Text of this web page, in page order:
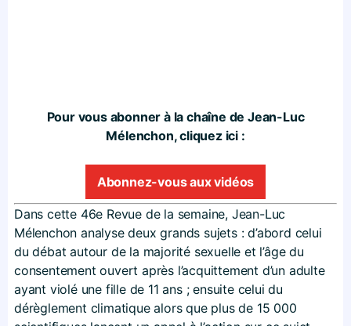
Pour vous abonner à la chaîne de Jean-Luc
Mélenchon, cliquez ici :
Abonnez-vous aux vidéos
Dans cette 46e Revue de la semaine, Jean-Luc
Mélenchon analyse deux grands sujets : d’abord celui
du débat autour de la majorité sexuelle et l’âge du
consentement ouvert après l’acquittement d’un adulte
ayant violé une fille de 11 ans ; ensuite celui du
dérèglement climatique alors que plus de 15 000